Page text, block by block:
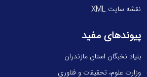
نقشه سایت XML
پیوندهای مفید
بنیاد نخبگان استان مازندران
وزارت علوم، تحقيقات و فناوري